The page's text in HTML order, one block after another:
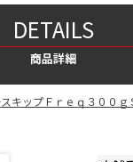
DETAILS
商品詳細
キップＦｒｅｑ３００